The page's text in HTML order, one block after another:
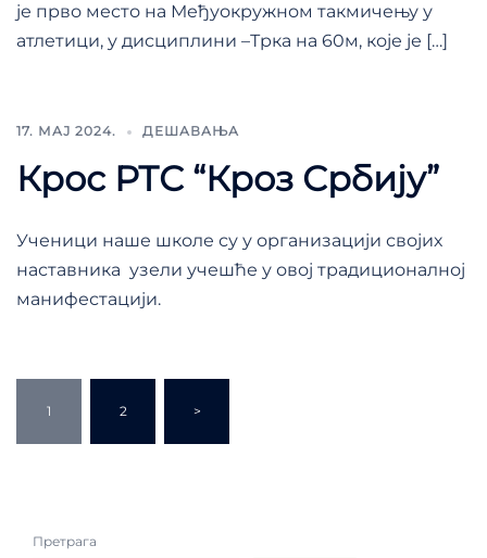
је прво место на Међуокружном такмичењу у
атлетици, у дисциплини –Трка на 60м, које је […]
17. МАЈ 2024. ДЕШАВАЊА
Крос РТС “Кроз Србију”
Ученици наше школе су у организацији својих
наставника узели учешће у овој традиционалној
манифестацији.
1 2 >
Претрага